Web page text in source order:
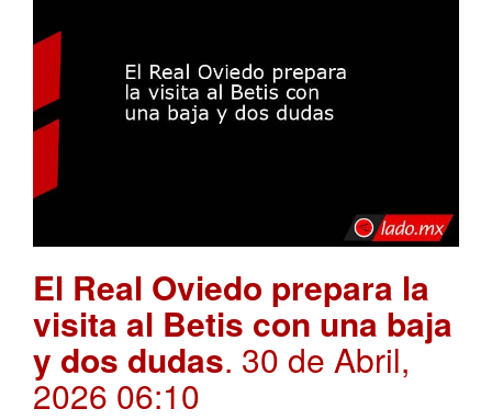
El Real Oviedo prepara la
visita al Betis con una baja
y dos dudas. 30 de Abril,
2026 06:10